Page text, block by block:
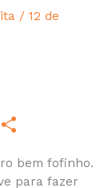
/ 12 de
Fl
ar
bem fofinho.
para fazer